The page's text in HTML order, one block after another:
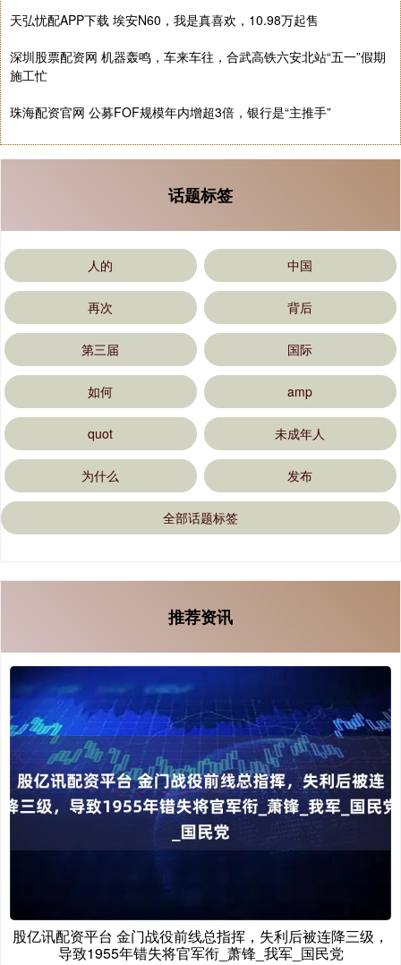
天弘忧配APP下载 埃安N60，我是真喜欢，10.98万起售
深圳股票配资网 机器轰鸣，车来车往，合武高铁六安北站“五一”假期
施工忙
珠海配资官网 公募FOF规模年内增超3倍，银行是“主推手”
话题标签
人的 中国
再次 背后
第三届 国际
如何 amp
quot 未成年人
为什么 发布
全部话题标签
推荐资讯
股亿讯配资平台 金门战役前线总指挥，失利后被连降三级，
导致1955年错失将官军衔_萧锋_我军_国民党